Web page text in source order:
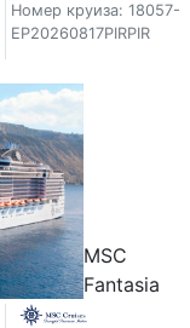
Номер круиза: 18057-
EP20260817PIRPIR
MSC
Fantasia